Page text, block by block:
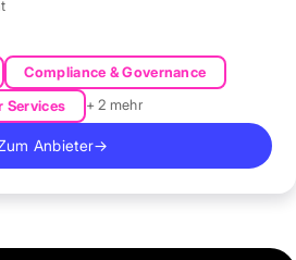
Compliance & Governance
Services
+ 2 mehr
Anbieter→